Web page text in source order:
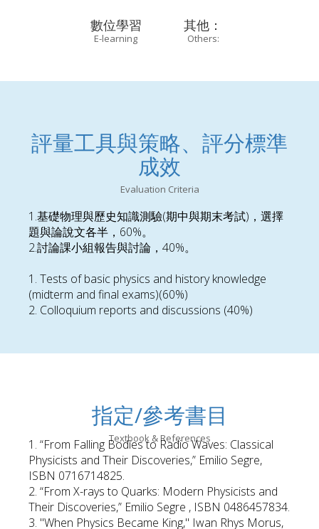
數位學習
E-learning
其他：
Others:
評量工具與策略、評分標準
成效
Evaluation Criteria
1.基礎物理與歷史知識測驗(期中與期末考試)，選擇
題與論說文各半，60%。
2.討論課小組報告與討論，40%。
1. Tests of basic physics and history knowledge
(midterm and final exams)(60%)
2. Colloquium reports and discussions (40%)
指定/參考書目
Textbook & References
1. “From Falling Bodies to Radio Waves: Classical
Physicists and Their Discoveries,” Emilio Segre,
ISBN 0716714825.
2. “From X-rays to Quarks: Modern Physicists and
Their Discoveries,” Emilio Segre , ISBN 0486457834.
3. "When Physics Became King," Iwan Rhys Morus,